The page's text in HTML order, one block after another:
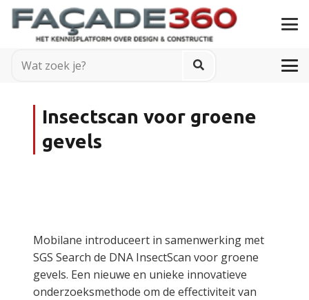
Insectscan voor groene
gevels
Mobilane introduceert in samenwerking met
SGS Search de DNA InsectScan voor groene
gevels. Een nieuwe en unieke innovatieve
onderzoeksmethode om de effectiviteit van